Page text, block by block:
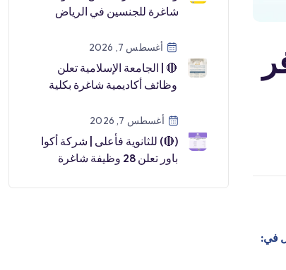
في:
شاغرة للجنسين في الرياض
شركة هنقرستي […]
أغسطس 7, 2026
🔴 | الجامعة الإسلامية تعلن
وظائف أكاديمية شاغرة بكلية
الخ […]
أغسطس 7, 2026
(🔴) للثانوية فأعلى | شركة أكوا
باور تعلن 28 وظيفة شاغرة